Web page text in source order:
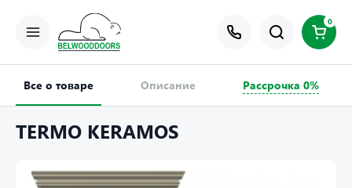
0
Все о товаре Описание Рассрочка 0%
TERMO KERAMOS